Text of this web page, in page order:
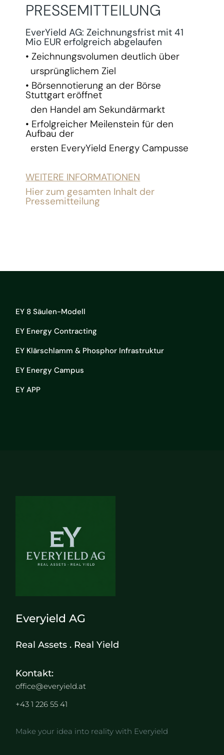
PRESSEMITTEILUNG
EverYield AG: Zeichnungsfrist mit 41
Mio EUR erfolgreich abgelaufen
• Zeichnungsvolumen deutlich über
ursprünglichem Ziel
• Börsennotierung an der Börse
Stuttgart eröffnet
den Handel am Sekundärmarkt
• Erfolgreicher Meilenstein für den
Aufbau der
ersten EveryYield Energy Campusse
WEITERE INFORMATIONEN
Hier zum gesamten Inhalt der
Pressemitteilung
EY 8 Säulen-Modell
EY Energy Contracting
EY Klärschlamm & Phosphor Infrastruktur
EY Energy Campus
EY APP
Everyield AG
Real Assets . Real Yield
Kontakt:
office@everyield.at
+43 1 226 55 41
Make your idea into reality with Everyield